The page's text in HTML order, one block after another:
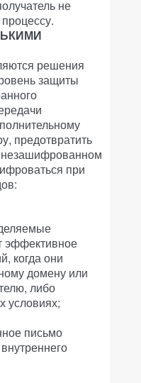
не
решения
защиты
предотвратить
незашифрованном
при
эффективное
когда они
домену или
либо
условиях;
письмо